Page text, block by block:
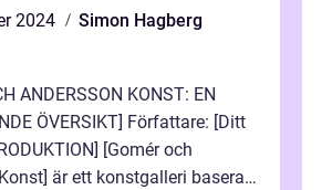
2024
Simon Hagberg
ANDERSSON KONST: EN
ÖVERSIKT] Författare: [Ditt
[Gomér och
är ett konstgalleri baserat